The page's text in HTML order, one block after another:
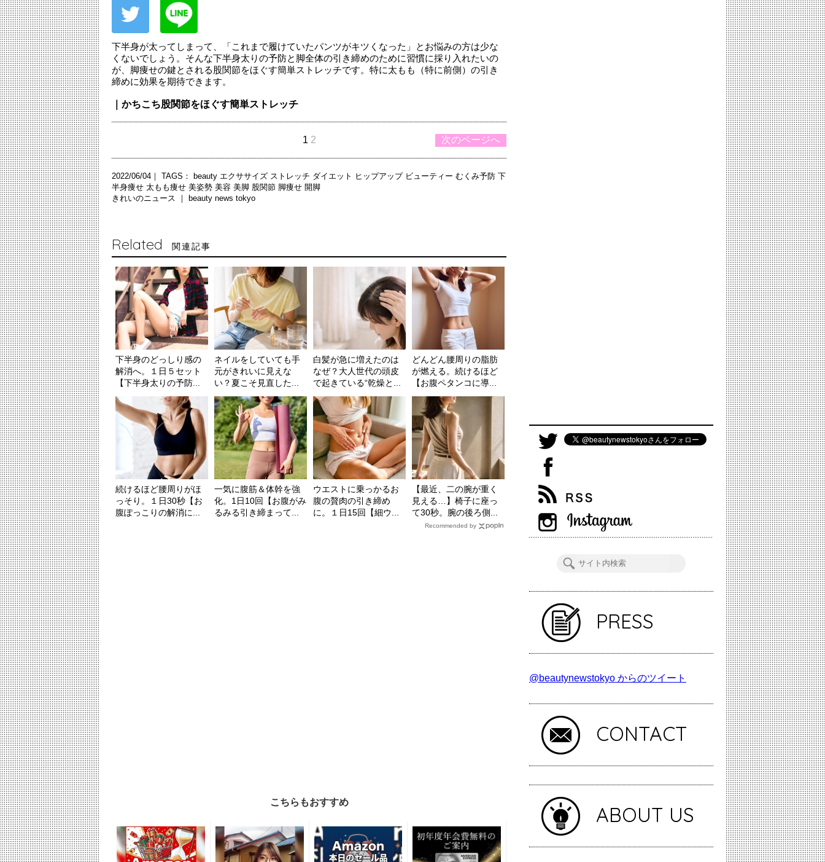
下半身が太ってしまって、「これまで履けていたパンツがキツくなった」とお悩みの方は少な
くないでしょう。そんな下半身太りの予防と脚全体の引き締めのために習慣に採り入れたいの
が、脚痩せの鍵とされる股関節をほぐす簡単ストレッチです。特に太もも（特に前側）の引き
締めに効果を期待できます。
｜かちこち股関節をほぐす簡単ストレッチ
次のページへ
1 2
2022/06/04｜ TAGS： beauty エクササイズ ストレッチ ダイエット ヒップアップ ビューティー むくみ予防 下
半身痩せ 太もも痩せ 美姿勢 美容 美脚 股関節 脚痩せ 開脚
きれいのニュース ｜
beauty news tokyo
Related 関連記事
下半身のどっしり感の
解消へ。１日５セット
【下半身太りの予防...
ネイルをしていても手
元がきれいに見えな
い？夏こそ見直した...
白髪が急に増えたのは
なぜ？大人世代の頭皮
で起きている“乾燥と...
どんどん腰周りの脂肪
が燃える。続けるほど
【お腹ペタンコに導...
続けるほど腰周りがほ
っそり。１日30秒【お
腹ぽっこりの解消に...
一気に腹筋＆体幹を強
化。1日10回【お腹がみ
るみる引き締まって...
ウエストに乗っかるお
腹の贅肉の引き締め
に。１日15回【細ウ...
【最近、二の腕が重く
見える…】椅子に座っ
て30秒。腕の後ろ側...
Recommended by
こちらもおすすめ
PRESS
@beautynewstokyo からのツイート
CONTACT
ABOUT US